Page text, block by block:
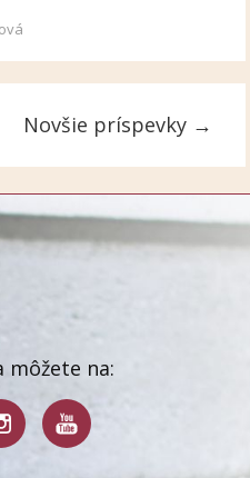
Novšie príspevky →
môžete na: